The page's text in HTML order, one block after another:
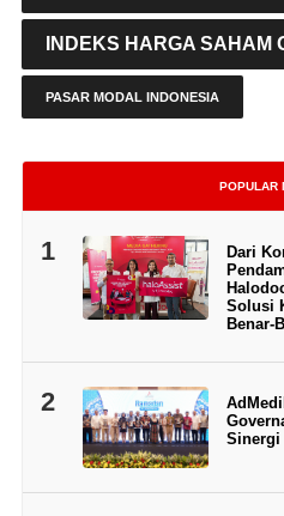
INDEKS HARGA SAHAM
PASAR MODAL INDONESIA
POPULAR
1
Dari
Solusi
Benar-
2
Sinergi